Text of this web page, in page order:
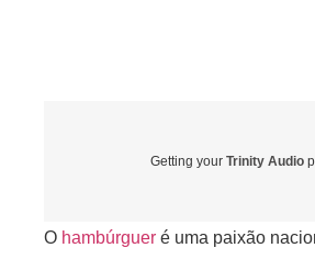
Getting your Trinity Audio
O hambúrguer é uma paixão